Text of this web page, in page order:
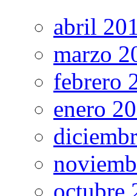
abril
marzo
febrero
enero